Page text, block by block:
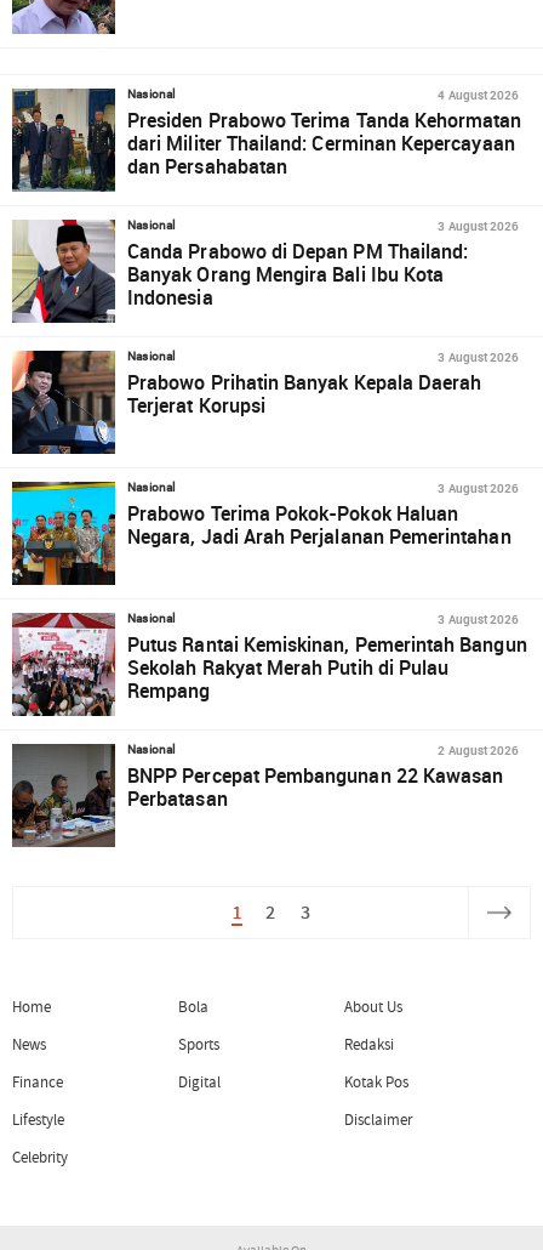
Nasional 4 August 2026
Presiden Prabowo Terima Tanda Kehormatan
dari Militer Thailand: Cerminan Kepercayaan
dan Persahabatan
Nasional 3 August 2026
Canda Prabowo di Depan PM Thailand:
Banyak Orang Mengira Bali Ibu Kota
Indonesia
Nasional 3 August 2026
Prabowo Prihatin Banyak Kepala Daerah
Terjerat Korupsi
Nasional 3 August 2026
Prabowo Terima Pokok-Pokok Haluan
Negara, Jadi Arah Perjalanan Pemerintahan
Nasional 3 August 2026
Putus Rantai Kemiskinan, Pemerintah Bangun
Sekolah Rakyat Merah Putih di Pulau
Rempang
Nasional 2 August 2026
BNPP Percepat Pembangunan 22 Kawasan
Perbatasan
1 2 3
Home
News
Finance
Lifestyle
Celebrity
Bola
Sports
Digital
About Us
Redaksi
Kotak Pos
Disclaimer